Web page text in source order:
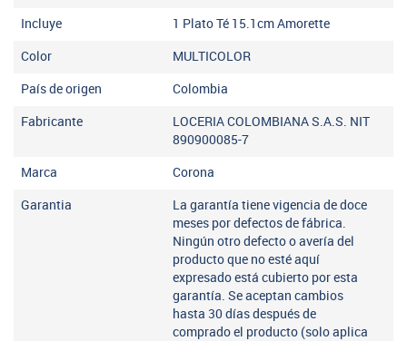
Incluye 1 Plato Té 15.1cm Amorette
Color MULTICOLOR
País de origen Colombia
Fabricante
LOCERIA COLOMBIANA S.A.S. NIT
890900085-7
Marca Corona
Garantia
La garantía tiene vigencia de doce
meses por defectos de fábrica.
Ningún otro defecto o avería del
producto que no esté aquí
expresado está cubierto por esta
garantía. Se aceptan cambios
hasta 30 días después de
comprado el producto (solo aplica